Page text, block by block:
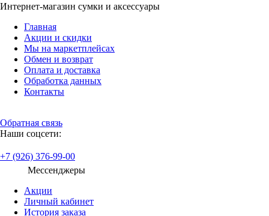
Интернет-магазин сумки и аксессуары
Главная
Акции и скидки
Мы на маркетплейсах
Обмен и возврат
Оплата и доставка
Обработка данных
Контакты
Обратная связь
Наши соцсети:
+7 (926) 376-99-00
Мессенджеры
Акции
Личный кабинет
История заказа